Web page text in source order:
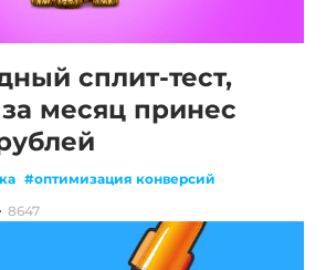
сплит-тест,
месяц принес
#оптимизация конверсий
8647